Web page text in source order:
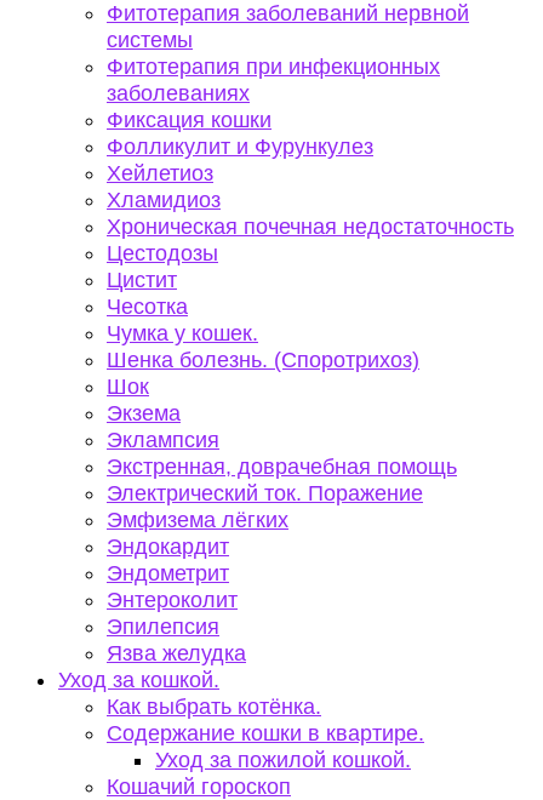
Фитотерапия заболеваний нервной
системы
Фитотерапия при инфекционных
заболеваниях
Фиксация кошки
Фолликулит и Фурункулез
Хейлетиоз
Хламидиоз
Хроническая почечная недостаточность
Цестодозы
Цистит
Чесотка
Чумка у кошек.
Шенка болезнь. (Споротрихоз)
Шок
Экзема
Эклампсия
Экстренная, доврачебная помощь
Электрический ток. Поражение
Эмфизема лёгких
Эндокардит
Эндометрит
Энтероколит
Эпилепсия
Язва желудка
Уход за кошкой.
Как выбрать котёнка.
Содержание кошки в квартире.
Уход за пожилой кошкой.
Кошачий гороскоп